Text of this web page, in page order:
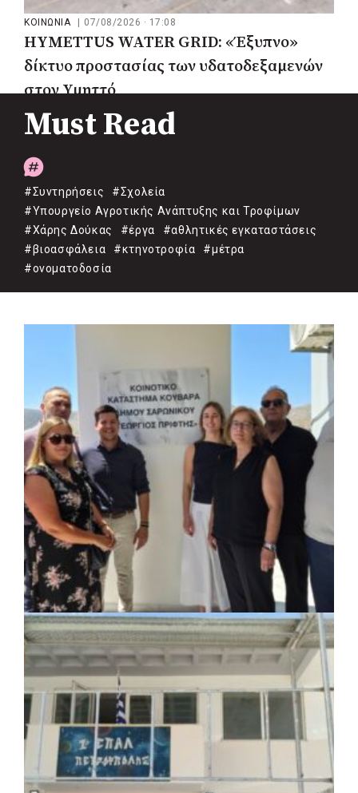
ΚΟΙΝΩΝΙΑ 07/08/2026 · 17:08
HYMETTUS WATER GRID: «Έξυπνο»
δίκτυο προστασίας των υδατοδεξαμενών
στον Υμηττό
Must Read
#Συντηρήσεις
#Σχολεία
#Υπουργείο Αγροτικής Ανάπτυξης και Τροφίμων
#Χάρης Δούκας
#έργα
#αθλητικές εγκαταστάσεις
#βιοασφάλεια
#κτηνοτροφία
#μέτρα
#ονοματοδοσία
ΚΟΙΝΩΝΙΑ | 07/08/2026 · 18:01
Το Δημοτικό Κατάστημα Κουβαρά φέρει
πλέον το όνομα «Γεώργιος Πρίφτης»